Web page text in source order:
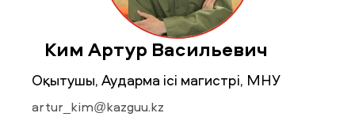
Оқуға қабылдау және қолдау
MNU тынысы
Ким Артур Васильевич
Оқытушы, Аударма iсi магистрі, МНУ
artur_kim@kazguu.kz